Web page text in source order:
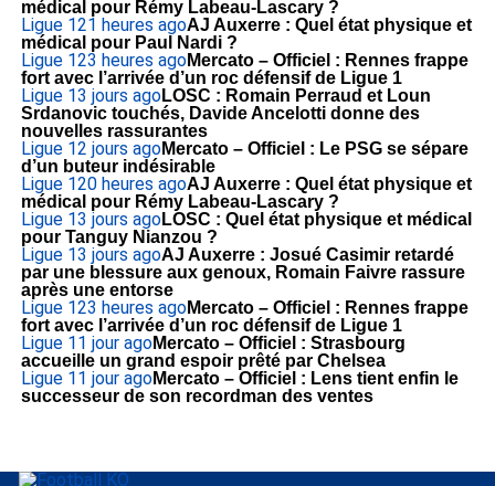
médical pour Rémy Labeau-Lascary ?
Ligue 121 heures agoAJ Auxerre : Quel état physique et
médical pour Paul Nardi ?
Ligue 123 heures agoMercato – Officiel : Rennes frappe
fort avec l’arrivée d’un roc défensif de Ligue 1
Ligue 13 jours agoLOSC : Romain Perraud et Loun
Srdanovic touchés, Davide Ancelotti donne des
nouvelles rassurantes
Ligue 12 jours agoMercato – Officiel : Le PSG se sépare
d’un buteur indésirable
Ligue 120 heures agoAJ Auxerre : Quel état physique et
médical pour Rémy Labeau-Lascary ?
Ligue 13 jours agoLOSC : Quel état physique et médical
pour Tanguy Nianzou ?
Ligue 13 jours agoAJ Auxerre : Josué Casimir retardé
par une blessure aux genoux, Romain Faivre rassure
après une entorse
Ligue 123 heures agoMercato – Officiel : Rennes frappe
fort avec l’arrivée d’un roc défensif de Ligue 1
Ligue 11 jour agoMercato – Officiel : Strasbourg
accueille un grand espoir prêté par Chelsea
Ligue 11 jour agoMercato – Officiel : Lens tient enfin le
successeur de son recordman des ventes